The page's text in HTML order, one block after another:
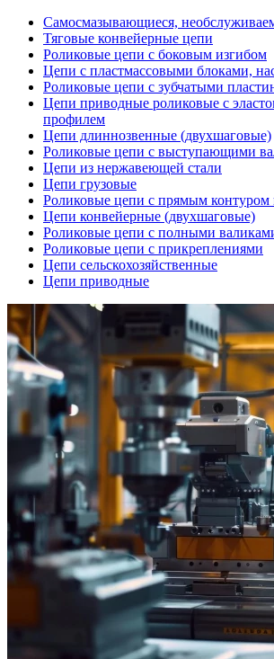
Самосмазывающиеся,
Тяговые конвейерные цепи
Роликовые цепи с боковым изгибом
Цепи с пластмассовыми блоками,
Роликовые цепи с зубчатыми
Цепи приводные роликовые с
профилем
Цепи длиннозвенные (двухшаговые)
Роликовые цепи с выступающими
Цепи из нержавеющей стали
Цепи грузовые
Роликовые цепи с прямым контуром
Цепи конвейерные (двухшаговые)
Роликовые цепи с полными
Роликовые цепи с прикреплениями
Цепи сельскохозяйственные
Цепи приводные